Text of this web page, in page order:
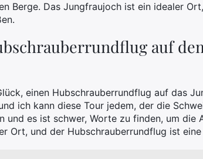
Berge. Das Jungfraujoch ist ein idealer
auf
einen Hubschrauberrundflug auf das
ich kann diese Tour jedem, der die
und es ist schwer, Worte zu finden, um die
Ort, und der Hubschrauberrundflug ist